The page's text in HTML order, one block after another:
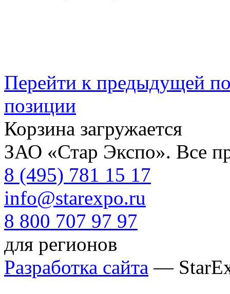
Перейти к предыдущей
позиции
Корзина загружается
ЗАО «Стар Экспо». Все
8 (495) 781 15 17
info@starexpo.ru
8 800 707 97 97
для регионов
Разработка сайта —